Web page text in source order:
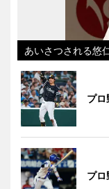
あいさつされる悠
プ
プ